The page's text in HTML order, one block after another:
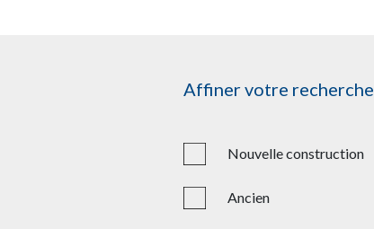
Affiner votre recherche
Nouvelle construction
Ancien